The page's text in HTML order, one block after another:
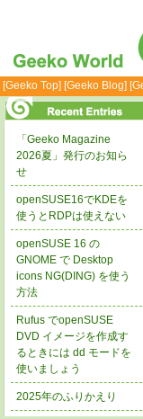
[Geeko Top] [Geeko Blog]
「Geeko Magazine
2026夏」発行のお知ら
せ
openSUSE16でKDEを
使うとRDPは使えない
openSUSE 16 の
GNOME で Desktop
icons NG(DING) を使う
方法
Rufus でopenSUSE
DVD イメージを作成す
るときには dd モードを
使いましょう
2025年のふりかえり